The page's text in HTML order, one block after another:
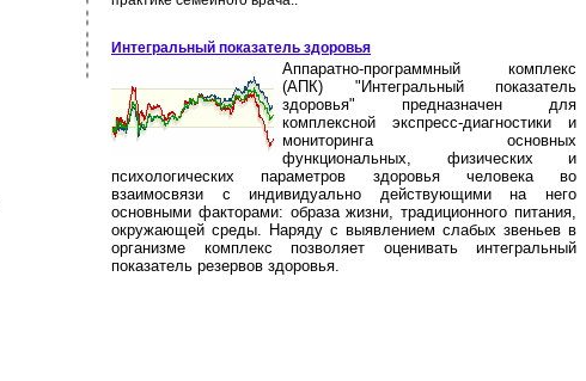
Интегральный показатель здоровья
Аппаратно-программный комплекс
(АПК) "Интегральный показатель
здоровья" предназначен для
комплексной экспресс-диагностики и
мониторинга основных
функциональных, физических и
психологических параметров здоровья человека во
взаимосвязи с индивидуально действующими на него
основными факторами: образа жизни, традиционного питания,
окружающей среды. Наряду с выявлением слабых звеньев в
организме комплекс позволяет оценивать интегральный
показатель резервов здоровья.